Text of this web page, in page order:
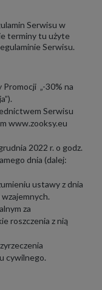
Serwisu w
terminy tu użyte
Serwisu.
Promocji „-30% na
Serwisu
www.zooksy.eu
2022 r. o godz.
dnia (dalej:
ustawy z dnia
wzajemnych.
za
roszczenia z nią
cywilnego.